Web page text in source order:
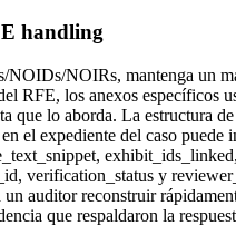
handling
NOIDs/NOIRs, mantenga un
RFE, los anexos específicos
que lo aborda. La estructura
el expediente del caso puede
exhibit_ids_linked,
verification_status y
un auditor reconstruir
que respaldaron la